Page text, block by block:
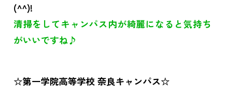
(^^)!
清掃をしてキャンパス内が綺麗になると気持ち
がいいですね♪
☆第一学院高等学校 奈良キャンパス☆